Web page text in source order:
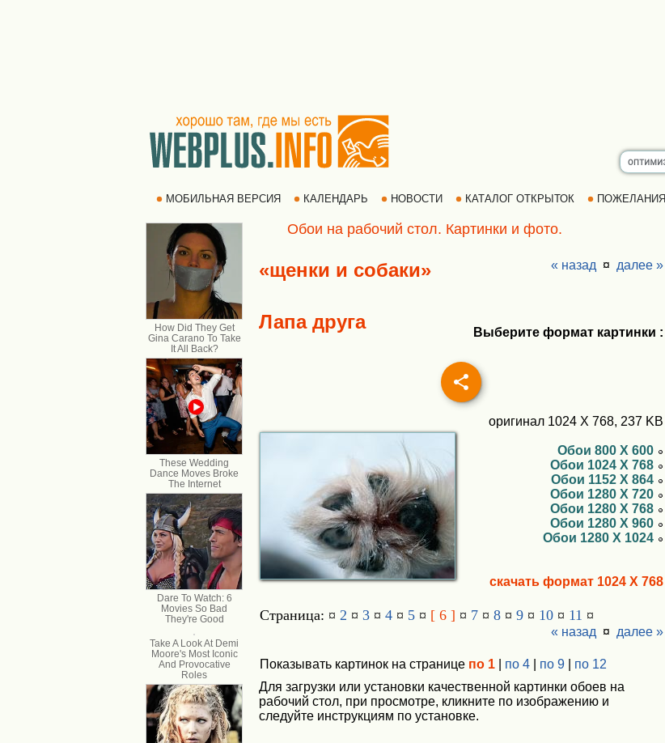
МОБИЛЬНАЯ ВЕРСИЯ КАЛЕНДАРЬ НОВОСТИ КАТАЛОГ ОТКРЫТОК ПОЖЕЛАНИЯ
Обои на рабочий стол. Картинки и фото.
«щенки и собаки» « назад ¤ далее »
Лапа друга Выберите формат картинки :
оригинал 1024 X 768, 237 KB
Обои 800 X 600
Обои 1024 X 768
Обои 1152 X 864
Обои 1280 X 720
Обои 1280 X 768
Обои 1280 X 960
Обои 1280 X 1024
скачать формат 1024 X 768
Страница: ¤ 2 ¤ 3 ¤ 4 ¤ 5 ¤ [ 6 ] ¤ 7 ¤ 8 ¤ 9 ¤ 10 ¤ 11 ¤
« назад ¤ далее »
Показывать картинок на странице по 1 по 4 по 9
по 12
Для загрузки или установки качественной картинки обоев на
рабочий стол, при просмотре, кликните по изображению и
следуйте инструкциям по установке.